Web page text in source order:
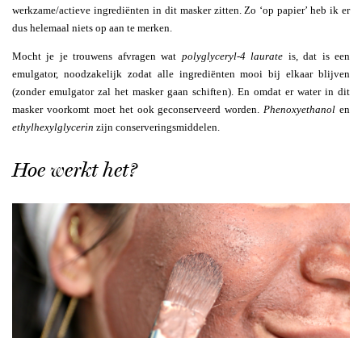
werkzame/actieve ingrediënten in dit masker zitten. Zo ‘op papier’ heb ik er
dus helemaal niets op aan te merken.
Mocht je je trouwens afvragen wat polyglyceryl-4 laurate is, dat is een
emulgator, noodzakelijk zodat alle ingrediënten mooi bij elkaar blijven
(zonder emulgator zal het masker gaan schiften). En omdat er water in dit
masker voorkomt moet het ook geconserveerd worden. Phenoxyethanol en
ethylhexylglycerin zijn conserveringsmiddelen.
Hoe werkt het?